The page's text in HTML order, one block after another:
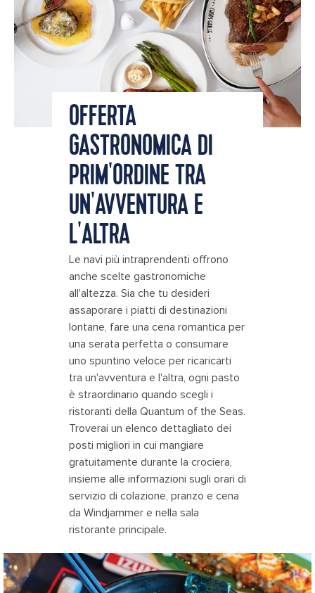
OFFERTA
GASTRONOMICA DI
PRIM'ORDINE TRA
UN'AVVENTURA E
L'ALTRA
Le navi più intraprendenti offrono
anche scelte gastronomiche
all'altezza. Sia che tu desideri
assaporare i piatti di destinazioni
lontane, fare una cena romantica per
una serata perfetta o consumare
uno spuntino veloce per ricaricarti
tra un'avventura e l'altra, ogni pasto
è straordinario quando scegli i
ristoranti della Quantum of the Seas.
Troverai un elenco dettagliato dei
posti migliori in cui mangiare
gratuitamente durante la crociera,
insieme alle informazioni sugli orari di
servizio di colazione, pranzo e cena
da Windjammer e nella sala
ristorante principale.